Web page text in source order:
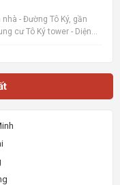
- Đường Tô Ký, gần
cư Tô Ký tower - Diện